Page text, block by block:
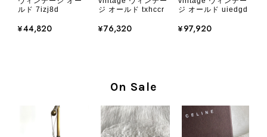
です
に入っていただけたとのこと、大変安
ィンテージならではの上品な魅力を感
じていただけたようで、スタッフ一同
ルド 7izj8d
¥44,820
ジ オールド txhccr
¥76,320
ジ オールド uiedgd
¥97,920
On Sale